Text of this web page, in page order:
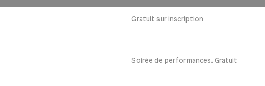
Gratuit sur inscription
Soirée de performances. Gratuit